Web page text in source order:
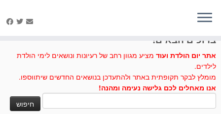
ברוכים הבאים!
אתר יום הולדת ועוד מציע מגוון רחב של רעיונות ונושאים לימי הולדת
לילדים.
מומלץ לבקר תקופתית באתר ולהתעדכן בנושאים החדשים שיתווספו.
אנו מאחלים לכם גלישה נעימה ומהנה!